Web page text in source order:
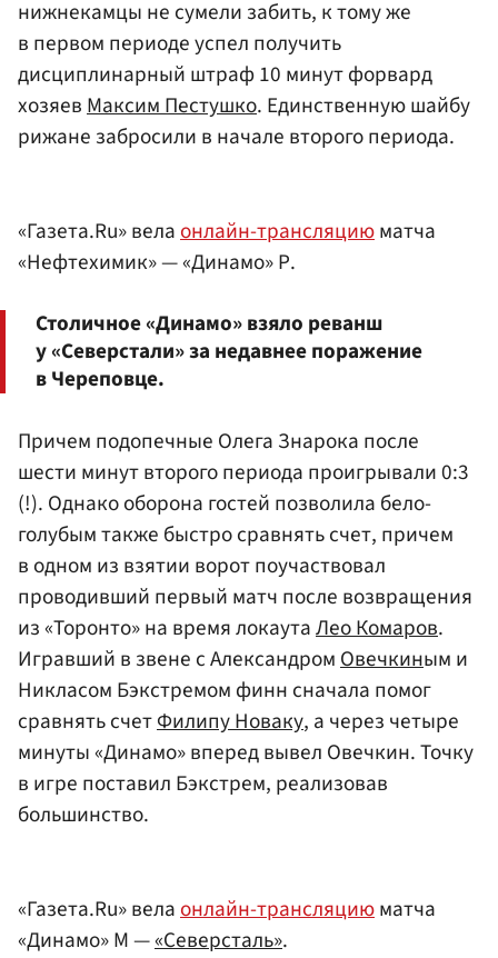
нижнекамцы не сумели забить, к тому же
в первом периоде успел получить
дисциплинарный штраф 10 минут форвард
хозяев Максим Пестушко. Единственную шайбу
рижане забросили в начале второго периода.
«Газета.Ru» велаонлайн-трансляциюматча
«Нефтехимик» — «Динамо» Р.
Столичное «Динамо» взяло реванш
у «Северстали» за недавнее поражение
в Череповце.
Причем подопечные Олега Знарока после
шести минут второго периода проигрывали 0:3
(!). Однако оборона гостей позволила бело-
голубым также быстро сравнять счет, причем
в одном из взятии ворот поучаствовал
проводивший первый матч после возвращения
из «Торонто» на время локаутаЛео Комаров.
Игравший в звене с АлександромОвечкиным и
Никласом Бэкстремом финн сначала помог
сравнять счетФилипу Новаку, а через четыре
минуты «Динамо» вперед вывел Овечкин. Точку
в игре поставил Бэкстрем, реализовав
большинство.
«Газета.Ru» велаонлайн-трансляциюматча
«Динамо» М —«Северсталь».